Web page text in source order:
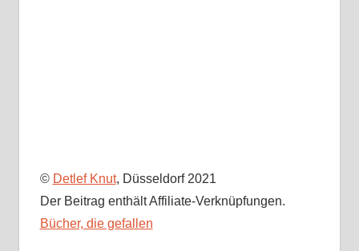
© Detlef Knut, Düsseldorf 2021
Der Beitrag enthält Affiliate-Verknüpfungen.
Bücher, die gefallen